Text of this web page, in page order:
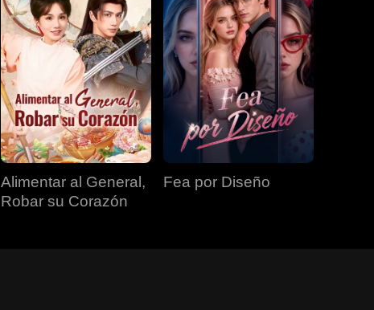
Alimentar al General,
Robar su Corazón
Fea por Diseño